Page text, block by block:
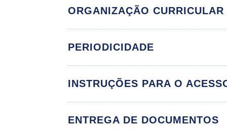
ORGANIZAÇÃO CURRICULAR
Componente
BASES
APLICADA À
PERIODICIDADE
INSTRUÇÕES PARA O
ENTREGA DE DOCUMENTOS